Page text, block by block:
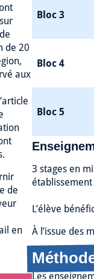
de 20
aux
de
en
Bloc 3
Bloc 4
Bloc 5
3 stages en
L’élève
À l’issue des
Les